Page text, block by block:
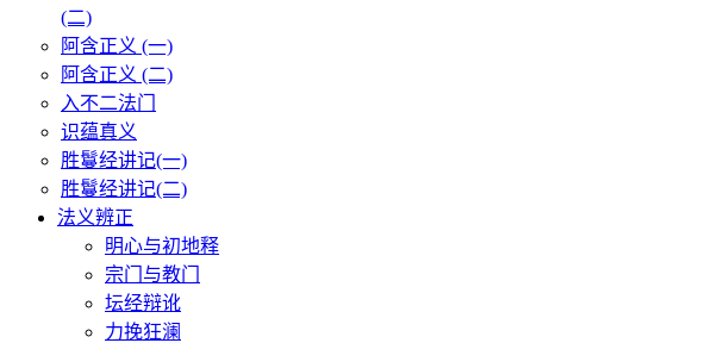
(二)
阿含正义 (一)
阿含正义 (二)
入不二法门
识蕴真义
胜鬘经讲记(一)
胜鬘经讲记(二)
法义辨正
明心与初地释
宗门与教门
坛经辩讹
力挽狂澜